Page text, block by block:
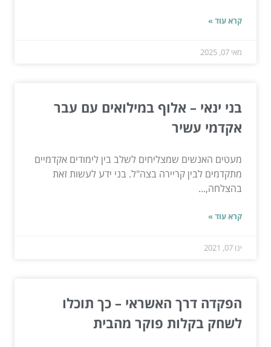
קרא עוד »
מאי 07, 2025
בני ינאי – אלוף במילואים עם עבר
אקדמי עשיר
מעטים האנשים שמצליחים לשלב בין לימודים אקדמיים
מתקדמים לבין קריירה בצה"ל. בני ידע לעשות זאת
בהצלחה,...
קרא עוד »
ינו 07, 2021
הפקדה דרך האשראי – כך תוכלו
לשחק בקלות פוקר מהבית